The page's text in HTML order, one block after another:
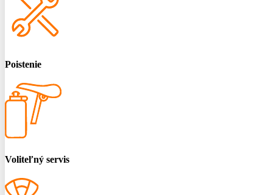
Poistenie
Voliteľný servis